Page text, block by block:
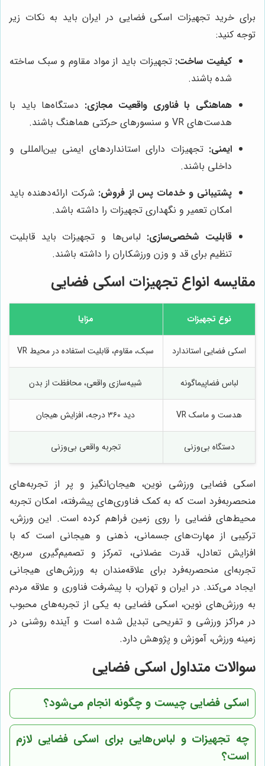
برای خرید تجهیزات اسکی فضایی در ایران باید به نکات زیر
توجه کنید:
کیفیت ساخت: تجهیزات باید از مواد مقاوم و سبک ساخته
شده باشند.
هماهنگی با فناوری واقعیت مجازی: دستگاه‌ها باید با
هدست‌های VR و سنسورهای حرکتی هماهنگ باشند.
ایمنی: تجهیزات دارای استانداردهای ایمنی بین‌المللی و
داخلی باشند.
پشتیبانی و خدمات پس از فروش: شرکت ارائه‌دهنده باید
امکان تعمیر و نگهداری تجهیزات را داشته باشد.
قابلیت شخصی‌سازی: لباس‌ها و تجهیزات باید قابلیت
تنظیم برای قد و وزن ورزشکاران را داشته باشند.
مقایسه انواع تجهیزات اسکی فضایی
نوع تجهیزات مزایا
اسکی فضایی استاندارد سبک، مقاوم، قابلیت استفاده در محیط VR
لباس فضاپیماگونه شبیه‌سازی واقعی، محافظت از بدن
هدست و ماسک VR دید ۳۶۰ درجه، افزایش هیجان
دستگاه بی‌وزنی تجربه واقعی بی‌وزنی
اسکی فضایی ورزشی نوین، هیجان‌انگیز و پر از تجربه‌های
منحصربه‌فرد است که به کمک فناوری‌های پیشرفته، امکان تجربه
محیط‌های فضایی را روی زمین فراهم کرده است. این ورزش،
ترکیبی از مهارت‌های جسمانی، ذهنی و هیجانی است که با
افزایش تعادل، قدرت عضلانی، تمرکز و تصمیم‌گیری سریع،
تجربه‌ای منحصربه‌فرد برای علاقه‌مندان به ورزش‌های هیجانی
ایجاد می‌کند. در ایران و تهران، با پیشرفت فناوری و علاقه مردم
به ورزش‌های نوین، اسکی فضایی به یکی از تجربه‌های محبوب
در مراکز ورزشی و تفریحی تبدیل شده است و آینده روشنی در
زمینه ورزش، آموزش و پژوهش دارد.
سوالات متداول اسکی فضایی
اسکی فضایی چیست و چگونه انجام می‌شود؟
چه تجهیزات و لباس‌هایی برای اسکی فضایی لازم
است؟